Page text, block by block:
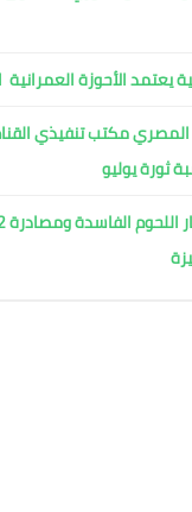
يعتمد الأحوزة العمرانية
مكتب تنفيذي
ثورة يوليو